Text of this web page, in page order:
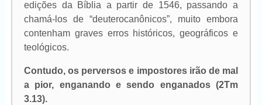
edições da Bíblia a partir de 1546, passando a
chamá-los de “deuterocanônicos”, muito embora
contenham graves erros históricos, geográficos e
teológicos.
Contudo, os perversos e impostores irão de mal
a pior, enganando e sendo enganados (2Tm
3.13).